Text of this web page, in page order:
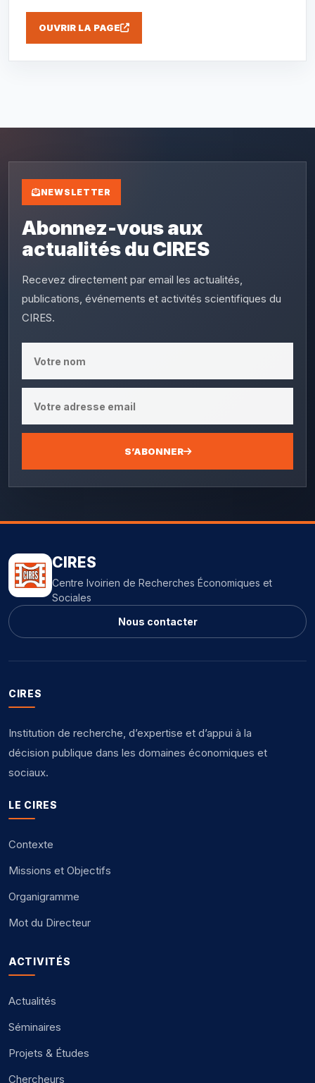
OUVRIR LA PAGE
NEWSLETTER
Abonnez-vous aux
actualités du CIRES
Recevez directement par email les actualités,
publications, événements et activités scientifiques du
CIRES.
S’ABONNER
CIRES
Centre Ivoirien de Recherches Économiques et
Sociales
Nous contacter
CIRES
Institution de recherche, d’expertise et d’appui à la
décision publique dans les domaines économiques et
sociaux.
LE CIRES
Contexte
Missions et Objectifs
Organigramme
Mot du Directeur
ACTIVITÉS
Actualités
Séminaires
Projets & Études
Chercheurs